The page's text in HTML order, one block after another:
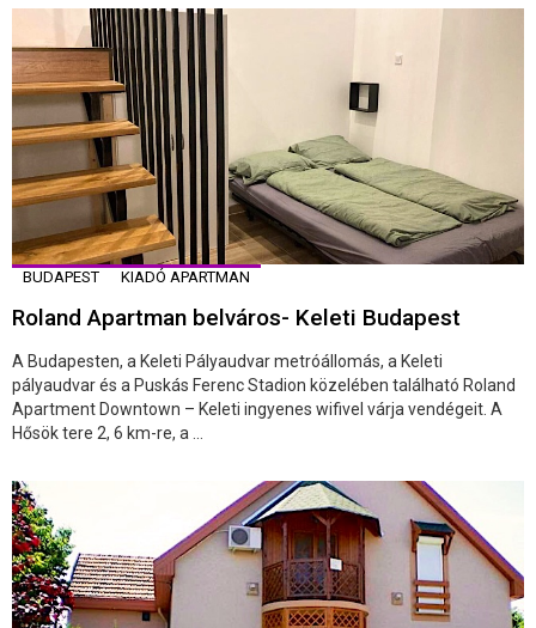
BUDAPEST KIADÓ APARTMAN
Roland Apartman belváros- Keleti Budapest
A Budapesten, a Keleti Pályaudvar metróállomás, a Keleti
pályaudvar és a Puskás Ferenc Stadion közelében található Roland
Apartment Downtown – Keleti ingyenes wifivel várja vendégeit. A
Hősök tere 2, 6 km-re, a ...